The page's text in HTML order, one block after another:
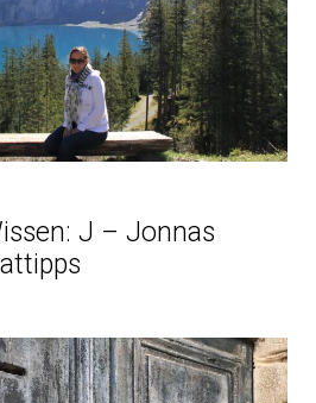
J – Jonnas